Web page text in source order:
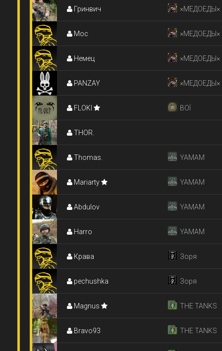
Гринвич ×МЕДОЕДЫ×
Moc ×МЕДОЕДЫ×
Немец ×МЕДОЕДЫ×
PANZAY ×МЕДОЕДЫ×
FLОKI ВОЇ
THOR.
Thomas. YAMAM
Mariarty YAMAM
Abdulov YAMAM
Harro YAMAM
Крава Зоря
pechushka Зоря
Magnus THE TANKS
Bravo93 THE TANKS